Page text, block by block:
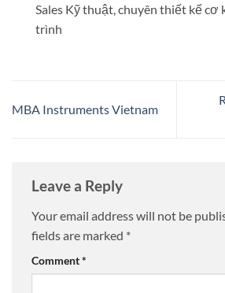
Sales Kỹ thuật, chuyên thiết kế cơ
trình
MBA Instruments Vietnam
Leave a Reply
Your email address will not be
fields are marked *
Comment*